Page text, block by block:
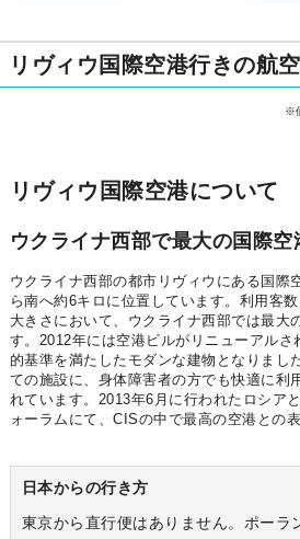
リヴィウ国際空港行きの航
※
リヴィウ国際空港について
ウクライナ西部で最大の国際空
ウクライナ西部の都市リヴィウにある国際
ら南へ約6キロに位置しています。利用客
大きさにおいて、ウクライナ西部では最大
す。2012年には空港ビルがリニューアル
的基準を満たしたモダンな建物となりまし
ての施設に、身体障害者の方でも快適に利
れています。2013年6月に行われたロシア
ォーラムにて、CISの中で最高の空港との
日本からの行き方
東京から直行便はありません。ポーラ